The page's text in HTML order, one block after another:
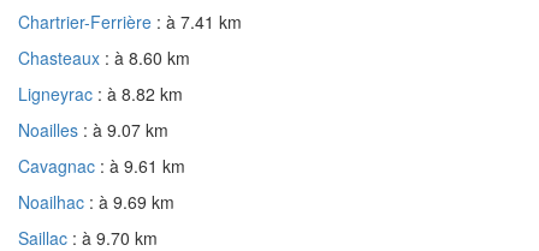
Chartrier-Ferrière : à 7.41 km
Chasteaux : à 8.60 km
Ligneyrac : à 8.82 km
Noailles : à 9.07 km
Cavagnac : à 9.61 km
Noailhac : à 9.69 km
Saillac : à 9.70 km